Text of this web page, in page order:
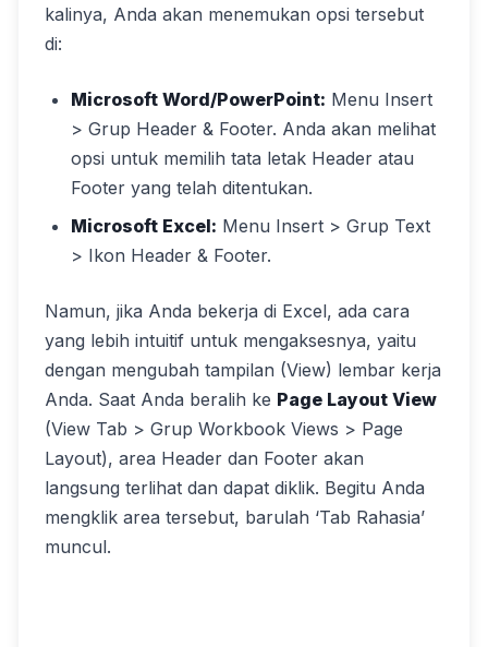
kalinya, Anda akan menemukan opsi tersebut
di:
Microsoft Word/PowerPoint: Menu Insert
> Grup Header & Footer. Anda akan melihat
opsi untuk memilih tata letak Header atau
Footer yang telah ditentukan.
Microsoft Excel: Menu Insert > Grup Text
> Ikon Header & Footer.
Namun, jika Anda bekerja di Excel, ada cara
yang lebih intuitif untuk mengaksesnya, yaitu
dengan mengubah tampilan (View) lembar kerja
Anda. Saat Anda beralih ke Page Layout View
(View Tab > Grup Workbook Views > Page
Layout), area Header dan Footer akan
langsung terlihat dan dapat diklik. Begitu Anda
mengklik area tersebut, barulah ‘Tab Rahasia’
muncul.